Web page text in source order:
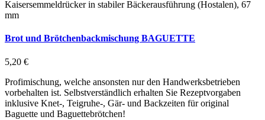
Kaisersemmeldrücker in stabiler Bäckerausführung (Hostalen), 67
mm
Brot und Brötchenbackmischung BAGUETTE
5,20 €
Profimischung, welche ansonsten nur den Handwerksbetrieben
vorbehalten ist. Selbstverständlich erhalten Sie Rezeptvorgaben
inklusive Knet-, Teigruhe-, Gär- und Backzeiten für original
Baguette und Baguettebrötchen!